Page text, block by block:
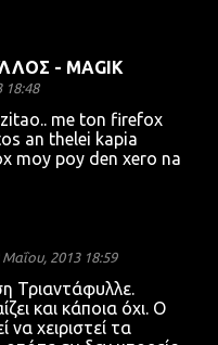
- ΜΑGIK
18:48
me ton firefox
an thelei kapia
moy poy den xero na
Μαΐου, 2013 18:59
Τριαντάφυλλε.
και κάποια όχι. Ο
να χειριστεί τα